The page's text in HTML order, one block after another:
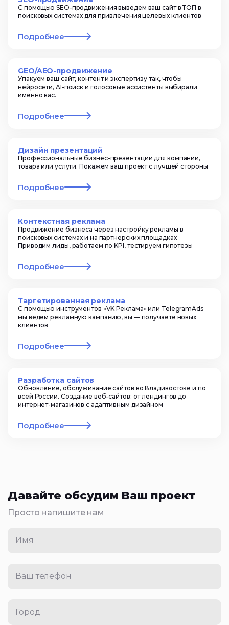
С помощью SEO-продвижения выведем ваш сайт в ТОП в
поисковых системах для привлечения целевых клиентов
Подробнее
GEO/AEO-продвижение
Упакуем ваш сайт, контент и экспертизу так, чтобы
нейросети, AI-поиск и голосовые ассистенты выбирали
именно вас.
Подробнее
Дизайн презентаций
Профессиональные бизнес-презентации для компании,
товара или услуги. Покажем ваш проект с лучшей стороны
Подробнее
Контекстная реклама
Продвижение бизнеса через настройку рекламы в
поисковых системах и на партнерских площадках.
Приводим лиды, работаем по KPI, тестируем гипотезы
Подробнее
Таргетированная реклама
С помощью инструментов «VK Реклама» или TelegramAds
мы ведем рекламную кампанию, вы — получаете новых
клиентов
Подробнее
Разработка сайтов
Обновление, обслуживание сайтов во Владивостоке и по
всей России. Создание веб-сайтов: от лендингов до
интернет-магазинов с адаптивным дизайном
Подробнее
Давайте обсудим Ваш проект
Просто напишите нам
Имя
Ваш телефон
Город